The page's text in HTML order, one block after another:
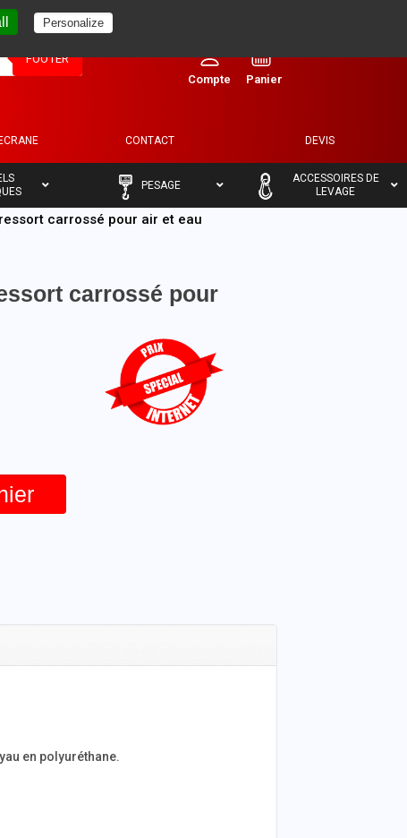
FOOTER
CONTACT
– DEVIS
–
PESAGE
ACCESSOIRES DE
LEVAGE
carrossé pour air et eau
carrossé pour
en polyuréthane.
Personalize